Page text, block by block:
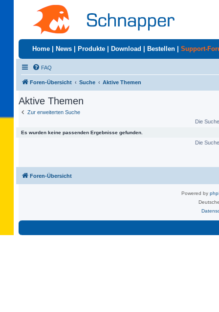
Home News Produkte Download Bestellen Support-
FAQ
Foren-Übersicht Suche Aktive Themen
Aktive Themen
Zur erweiterten Suche
Die
Es wurden keine passenden Ergebnisse gefunden.
Die
Foren-Übersicht
Powered by